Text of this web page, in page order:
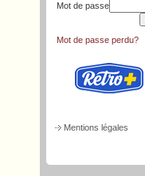
Mot de passe
Mot de passe perdu?
Mentions légales